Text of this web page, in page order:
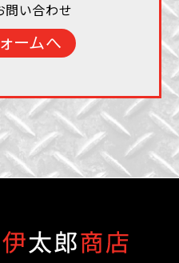
問い合わせ
ームへ